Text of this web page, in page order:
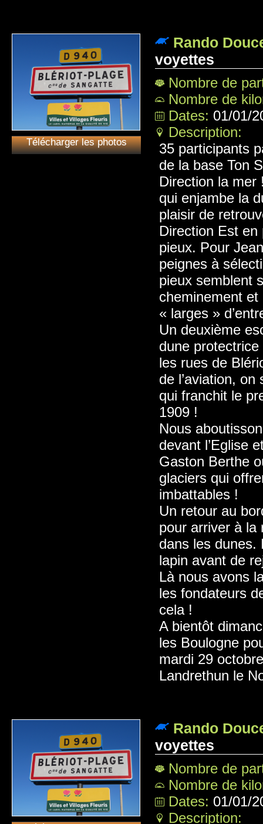
Télécharger les photos
Rando
voyettes
Nombre de
Nombre de
Dates: 01/01/
Description:
35 participants
de la base Ton
Direction la mer
qui enjambe la
plaisir de
Direction Est
pieux. Pour
peignes à
pieux semblent
cheminement
« larges »
Un deuxième
dune protectrice
les rues de
de l’aviation, on
qui franchit le
1909 !
Nous
devant l’Eglise
Gaston Berthe
glaciers qui
imbattables !
Un retour au
pour arriver à la
dans les dunes.
lapin avant de
Là nous avons
les fondateurs
cela !
A bientôt
les Boulogne
mardi 29
Landrethun le
Rando
voyettes
Nombre de
Nombre de
Dates: 01/01/
Description: